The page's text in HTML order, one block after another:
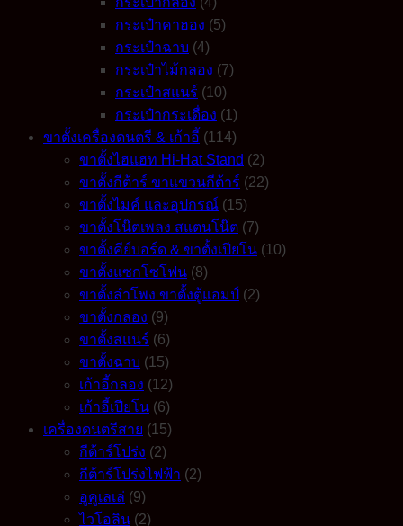
กระเป๋าคาฮอง (5)
กระเป๋าฉาบ (4)
กระเป๋าไม้กลอง (7)
กระเป๋าสแนร์ (10)
กระเป๋ากระเดื่อง (1)
ขาตั้งเครื่องดนตรี & เก้าอี้ (114)
ขาตั้งไฮแฮท Hi-Hat Stand (2)
ขาตั้งกีต้าร์ ขาแขวนกีต้าร์ (22)
ขาตั้งไมค์ และอุปกรณ์ (15)
ขาตั้งโน๊ตเพลง สแตนโน๊ต (7)
ขาตั้งคีย์บอร์ด & ขาตั้งเปียโน (10)
ขาตั้งแซกโซโฟน (8)
ขาตั้งลำโพง ขาตั้งตู้แอมป์ (2)
ขาตั้งกลอง (9)
ขาตั้งสแนร์ (6)
ขาตั้งฉาบ (15)
เก้าอี้กลอง (12)
เก้าอี้เปียโน (6)
เครื่องดนตรีสาย (15)
กีต้าร์โปร่ง (2)
กีต้าร์โปร่งไฟฟ้า (2)
อูคูเลเล่ (9)
ไวโอลิน (2)